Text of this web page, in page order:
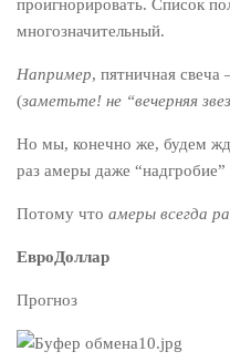
проигнорировать. Список
многозначительный.
Например, пятничная свеча
(заметьте! не “вечерняя
Но мы, конечно же, будем
раз амеры даже
Потому что амеры всегда
ЕвроДоллар
Прогноз